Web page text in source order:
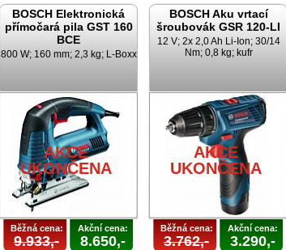
BOSCH Elektronická
přímočará pila GST 160
BCE
800 W; 160 mm; 2,3 kg; L-Boxx
AKCE
UKONČENA
Běžná cena:
9.933,-
Akční cena:
8.650,-
BOSCH Aku vrtací
šroubovák GSR 120-LI
12 V; 2x 2,0 Ah Li-Ion; 30/14
Nm; 0,8 kg; kufr
AKCE
UKONČENA
Běžná cena:
3.762,-
Akční cena:
3.290,-